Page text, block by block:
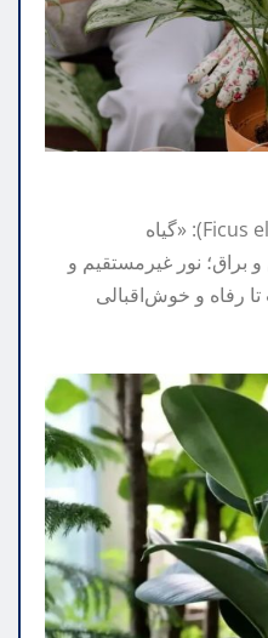
فیکوس الاستیکا (Ficus elastica): «گیاه
براق؛ نور غیرمستقیم و
رفاه و خوش‌اقبالی